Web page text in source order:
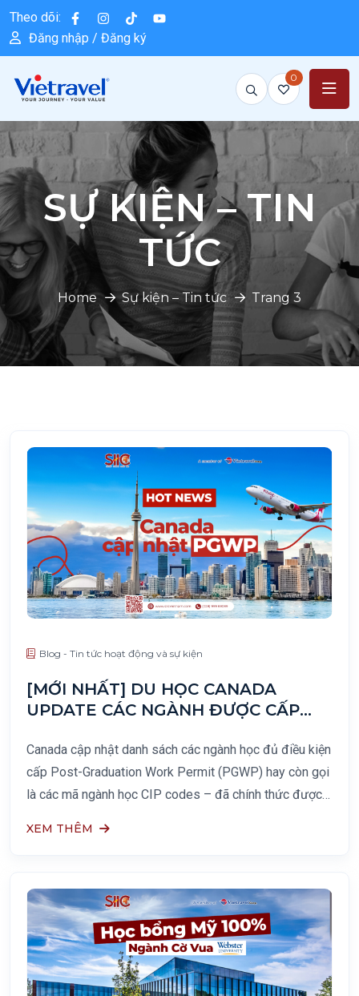
Theo dõi:
Đăng nhập / Đăng ký
0
SỰ KIỆN – TIN
TỨC
Home Sự kiện – Tin tức Trang 3
Blog - Tin tức hoạt động và sự kiện
[MỚI NHẤT] DU HỌC CANADA
UPDATE CÁC NGÀNH ĐƯỢC CẤP
Canada cập nhật danh sách các ngành học đủ điều kiện
cấp Post-Graduation Work Permit (PGWP) hay còn gọi
là các mã ngành học CIP codes – đã chính thức được
XEM THÊM